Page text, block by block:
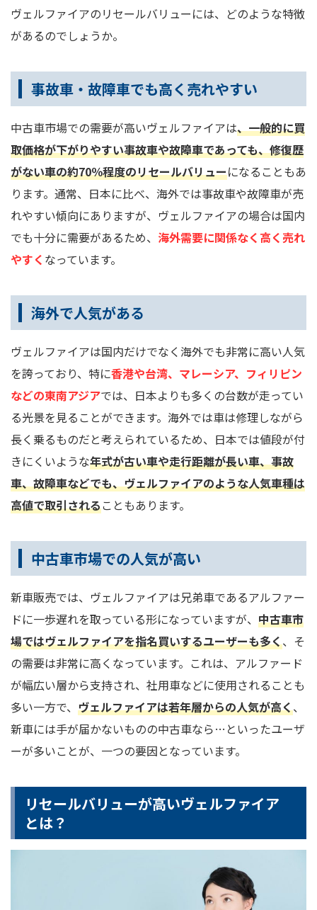
ヴェルファイアのリセールバリューには、どのような特徴
があるのでしょうか。
事故車・故障車でも高く売れやすい
中古車市場での需要が高いヴェルファイアは、一般的に買
取価格が下がりやすい事故車や故障車であっても、修復歴
がない車の約70％程度のリセールバリューになることもあ
ります。通常、日本に比べ、海外では事故車や故障車が売
れやすい傾向にありますが、ヴェルファイアの場合は国内
でも十分に需要があるため、 海外需要に関係なく高く売れ
やすく なっています。
海外で人気がある
ヴェルファイアは国内だけでなく海外でも非常に高い人気
を誇っており、特に香港や台湾、マレーシア、フィリピン
などの東南アジアでは、日本よりも多くの台数が走ってい
る光景を見ることができます。海外では車は修理しながら
長く乗るものだと考えられているため、日本では値段が付
きにくいような年式が古い車や走行距離が長い車、事故
車、故障車などでも、ヴェルファイアのような人気車種は
高値で取引されることもあります。
中古車市場での人気が高い
新車販売では、ヴェルファイアは兄弟車であるアルファー
ドに一歩遅れを取っている形になっていますが、 中古車市
場ではヴェルファイアを指名買いするユーザーも多く、そ
の需要は非常に高くなっています。これは、アルファード
が幅広い層から支持され、社用車などに使用されることも
多い一方で、 ヴェルファイアは若年層からの人気が高く、
新車には手が届かないものの中古車なら…といったユーザ
ーが多いことが、一つの要因となっています。
リセールバリューが高いヴェルファイア
とは？